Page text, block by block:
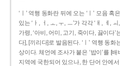
‘ㅣ’ 역행 동화란 뒤에 오는 ‘ㅣ’ 모음 혹
있는 ‘ㅏ, ㅓ, ㅗ, ㅜ, ㅡ’가 각각 ‘ㅐ, ㅔ,
가령, ‘아비, 어미, 고기, 죽이다, 끓이다’
다], [끼리다]로 발음된다. ‘ㅣ’ 역행 동
상이다. 체언에 조사가 붙은 ‘밥이’를 [
지역에 국한되어 있으나, 한 단어 안에